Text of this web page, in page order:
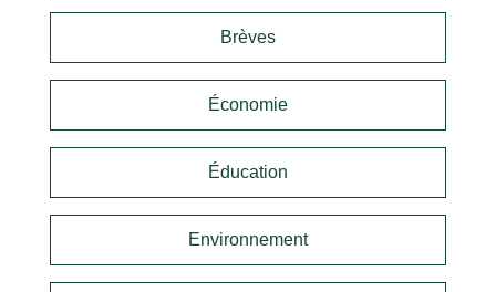
Brèves
Économie
Éducation
Environnement